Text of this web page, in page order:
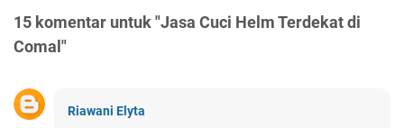
15 komentar untuk "Jasa Cuci Helm Terdekat di
Comal"
Riawani Elyta